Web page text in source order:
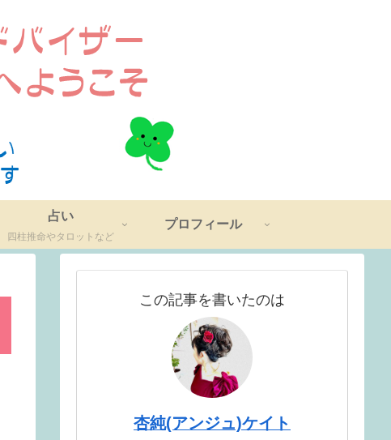
占い
四柱推命やタロットなど
プロフィール
この記事を書いたのは
杏純(アンジュ)ケイト